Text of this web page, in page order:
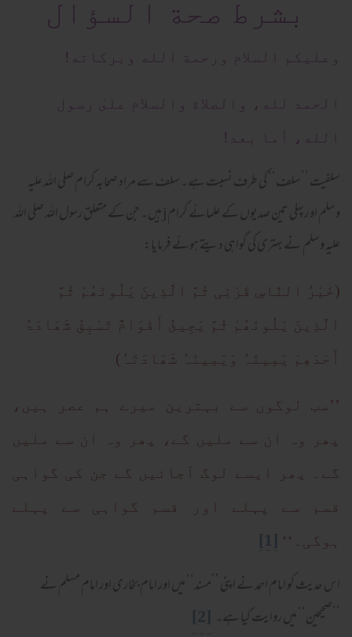
بشرط صحة السؤال
وعلیکم السلام ورحمة الله وبرکاته!
الحمد لله، والصلاة والسلام علىٰ رسول
الله، أما بعد!
سلفیت ’’سلف‘‘ کی طرف نسبت ہے۔ سلف سے مراد صحابہ کرام صلی اللہ علیہ
وسلم او رپہلی تین صدیوں کے علمائے کرام jہیں۔ جن کے متعلق رسول اللہ صلی اللہ
علیہ وسلم نے بہتری کی گواہی دیتے ہوئے فرمایا:
(خَیْرُ النَّاسِ قَرْنِی ثُمَّ الَّذِینَ یَلُونَھُمْ ثُمَّ
الَّذِینَ یَلُونَھُمْ ثُمَّ یَجِیئُ أَقْوَامٌ تَسْبِقُ شَھَادَۃُ
أَحَدَھِمْ یَمِینَہُ وَیَمِینَہُ شَھَادَتَہُ)
’’سب لوگوں سے بہترین میرے ہم عصر ہیں،
پھر وہ ان سے ملیں گے، پھر وہ ان سے ملیں
گے۔ پھر ایسے لوگ آجائیں گے جن کی گواہی
قسم سے پہلے اور قسم گواہی سے پہلے
ہوگی۔‘‘ [1]
اس حدیث کو امام احمد نے اپنی ’’مسند‘‘ میں اور امام بخاری اور امام مسلم نے
’’صحیحین‘‘ میں روایت کیا ہے۔ [2]